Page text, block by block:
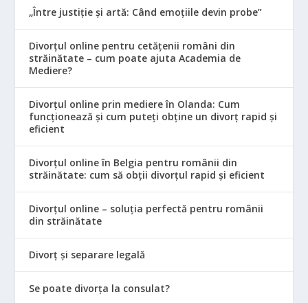
„Între justiție și artă: Când emoțiile devin probe”
Divorțul online pentru cetățenii români din
străinătate – cum poate ajuta Academia de
Mediere?
Divorțul online prin mediere în Olanda: Cum
funcționează și cum puteți obține un divorț rapid și
eficient
Divorțul online în Belgia pentru românii din
străinătate: cum să obții divorțul rapid și eficient
Divorțul online – soluția perfectă pentru românii
din străinătate
Divorț și separare legală
Se poate divorța la consulat?